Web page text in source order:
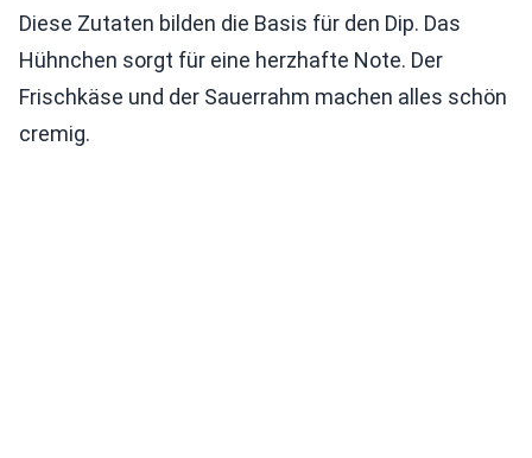
Diese Zutaten bilden die Basis für den Dip. Das
Hühnchen sorgt für eine herzhafte Note. Der
Frischkäse und der Sauerrahm machen alles schön
cremig.